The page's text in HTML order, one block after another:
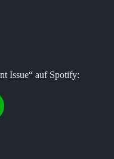
Issue“ auf Spotify: